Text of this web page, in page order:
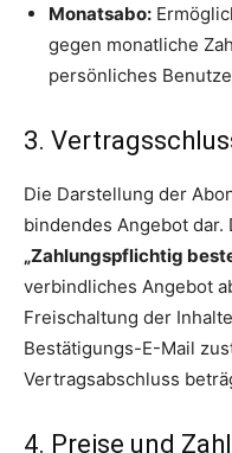
Monatsabo:
gegen monatliche
persönliches
3.
Die Darstellung der
bindendes Angebot
„Zahlungspflichtig
verbindliches Angebot
Freischaltung der
Bestätigungs-E-Mail
Vertragsabschluss
4. Preise und